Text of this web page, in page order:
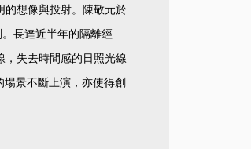
的想像與投射。陳敬元於
長達近半年的隔離經
，失去時間感的日照光線
景不斷上演，亦使得創